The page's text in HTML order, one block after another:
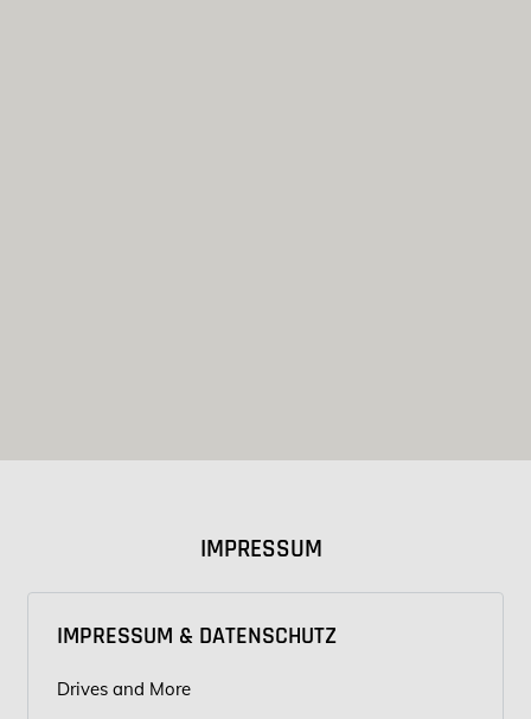
IMPRESSUM
IMPRESSUM & DATENSCHUTZ
Drives and More